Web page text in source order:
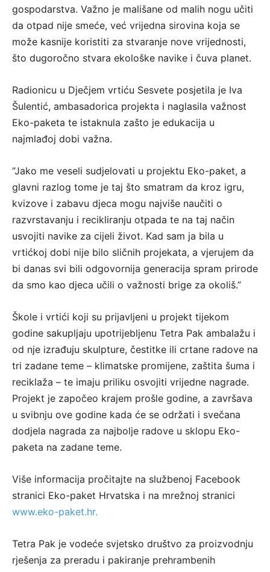
gospodarstva. Važno je mališane od malih nogu učiti
da otpad nije smeće, već vrijedna sirovina koja se
može kasnije koristiti za stvaranje nove vrijednosti,
što dugoročno stvara ekološke navike i čuva planet.
Radionicu u Dječjem vrtiću Sesvete posjetila je Iva
Šulentić, ambasadorica projekta i naglasila važnost
Eko-paketa te istaknula zašto je edukacija u
najmlađoj dobi važna.
“Jako me veseli sudjelovati u projektu Eko-paket, a
glavni razlog tome je taj što smatram da kroz igru,
kvizove i zabavu djeca mogu najviše naučiti o
razvrstavanju i recikliranju otpada te na taj način
usvojiti navike za cijeli život. Kad sam ja bila u
vrtićkoj dobi nije bilo sličnih projekata, a vjerujem da
bi danas svi bili odgovornija generacija spram prirode
da smo kao djeca učili o važnosti brige za okoliš.”
Škole i vrtići koji su prijavljeni u projekt tijekom
godine sakupljaju upotrijebljenu Tetra Pak ambalažu i
od nje izrađuju skulpture, čestitke ili crtane radove na
tri zadane teme – klimatske promijene, zaštita šuma i
reciklaža – te imaju priliku osvojiti vrijedne nagrade.
Projekt je započeo krajem prošle godine, a završava
u svibnju ove godine kada će se održati i svečana
dodjela nagrada za najbolje radove u sklopu Eko-
paketa na zadane teme.
Više informacija pročitajte na službenoj Facebook
stranici Eko-paket Hrvatska i na mrežnoj stranici
www.eko-paket.hr.
Tetra Pak je vodeće svjetsko društvo za proizvodnju
rješenja za preradu i pakiranje prehrambenih